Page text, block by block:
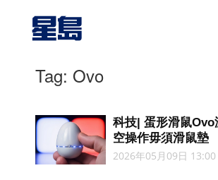
Tag: Ovo
科技| 蛋形滑鼠
空操作毋須滑鼠墊
2026年05月09日 13:00